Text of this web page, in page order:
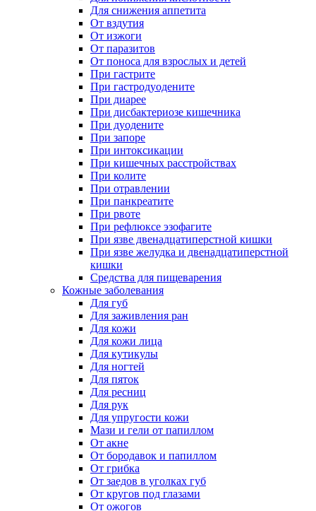
Для снижения аппетита
От вздутия
От изжоги
От паразитов
От поноса для взрослых и детей
При гастрите
При гастродуодените
При диарее
При дисбактериозе кишечника
При дуодените
При запоре
При интоксикации
При кишечных расстройствах
При колите
При отравлении
При панкреатите
При рвоте
При рефлюксе эзофагите
При язве двенадцатиперстной кишки
При язве желудка и двенадцатиперстной
кишки
Средства для пищеварения
Кожные заболевания
Для губ
Для заживления ран
Для кожи
Для кожи лица
Для кутикулы
Для ногтей
Для пяток
Для ресниц
Для рук
Для упругости кожи
Мази и гели от папиллом
От акне
От бородавок и папиллом
От грибка
От заедов в уголках губ
От кругов под глазами
От ожогов